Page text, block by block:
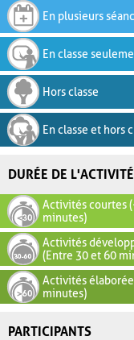
En plusieurs
En classe
Hors classe
En classe et hors
DURÉE DE L'ACTIVITÉ
Activités courtes
minutes)
Activités
(Entre 30 et 60
Activités
minutes)
PARTICIPANTS